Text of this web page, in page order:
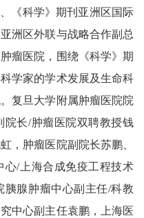
《科学》期刊亚洲区国际
洲区外联与战略合作副总
瘤医院，围绕《科学》期
学家的学术发展及生命科
复旦大学附属肿瘤医院院
院长/肿瘤医院双聘教授钱
，肿瘤医院副院长苏鹏、
心/上海合成免疫工程技术
胰腺肿瘤中心副主任/科教
中心副主任袁鹏，上海医